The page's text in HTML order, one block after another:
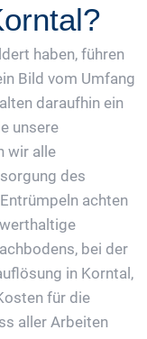
haben, führen
Bild vom Umfang
daraufhin ein
unsere
wir alle
des
achten
bei der
in Korntal,
für die
aller Arbeiten